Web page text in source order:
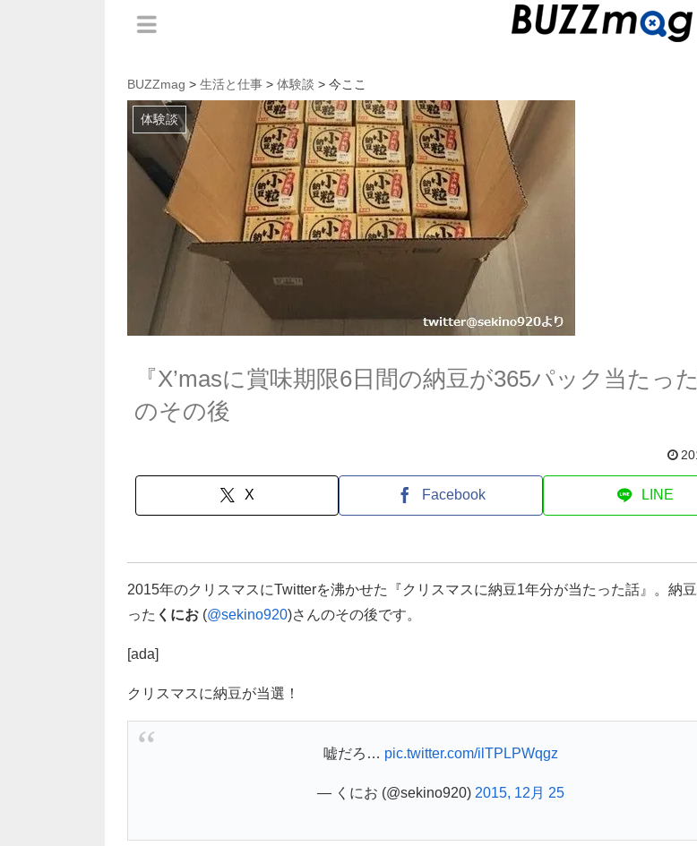
BUZZmag > 生活と仕事 > 体験談 > 今ここ
体験談
『X’masに賞味期限6日間の納豆が365パック当たった
のその後
X Facebook LINE
2015年のクリスマスにTwitterを沸かせた『クリスマスに納豆1年分が当たった話』。納
った くにお (@sekino920)さんのその後です。
[ada]
クリスマスに納豆が当選！
嘘だろ… pic.twitter.com/ilTPLPWqgz
— くにお (@sekino920) 2015, 12月 25